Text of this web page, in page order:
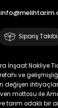
Sipariş Takibi
İnşaat Nakliye
ve
değişen
mottosu ile
tarım odaklı bir